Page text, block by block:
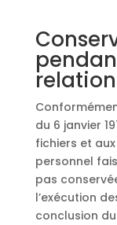
du 6 janvier
fichiers et
personnel
pas
l’exécution
conclusion